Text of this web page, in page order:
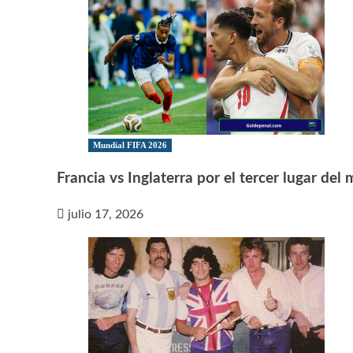
Mundial FIFA 2026
Francia vs Inglaterra por el tercer lugar del
julio 17, 2026